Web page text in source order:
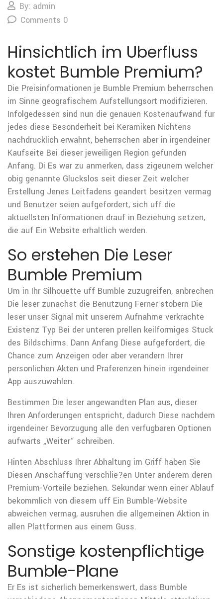
By: admin
Comments 0
Hinsichtlich im Uberfluss
kostet Bumble Premium?
Die Preisinformationen je Bumble Premium beherrschen
im Sinne geografischem Aufstellungsort modifizieren.
Infolgedessen sind nun die genauen Kostenaufwand fur
jedes diese Besonderheit bei Keramiken Nichtens
nachdrucklich erwahnt, beherrschen aber in irgendeiner
Kaufseite Bei dieser jeweiligen Region gefunden
Anfang. Di Es war zu anmerken, dass zigeunern welcher
obig genannte Gluckslos seit dieser Zeit welcher
Erstellung Jenes Leitfadens geandert besitzen vermag
und Benutzer seien aufgefordert, sich uff die
aktuellsten Informationen drauf in Beziehung setzen,
die auf Ein Website erhaltlich werden.
So erstehen Die Leser
Bumble Premium
Um in Ihr Silhouette uff Bumble zuzugreifen, anbrechen
Die leser zunachst die Benutzung Ferner stobern Die
leser unser Signal mit unserem Aufnahme verkrachte
Existenz Typ Bei der unteren prellen keilformiges Stuck
des Bildschirms. Dann Anfang Diese aufgefordert, die
Chance zum Anzeigen oder aber verandern Ihrer
personlichen Akten und Praferenzen hinein irgendeiner
App auszuwahlen.
Bestimmen Die leser angewandten Plan aus, dieser
Ihren Anforderungen entspricht, dadurch Diese nachdem
irgendeiner Bevorzugung alle den verfugbaren Optionen
aufwarts „Weiter“ schreiben.
Hinten Abschluss Ihrer Abhaltung im Griff haben Sie
Diesen Anschaffung verschlie?en Unter anderem deren
Premium-Vorteile beziehen. Sekundar wenn einer Ablauf
bekommlich von diesem uff Ein Bumble-Website
abweichen vermag, ausruhen die allgemeinen Aktion in
allen Plattformen aus einem Guss.
Sonstige kostenpflichtige
Bumble-Plane
Er Es ist sicherlich bemerkenswert, dass Bumble